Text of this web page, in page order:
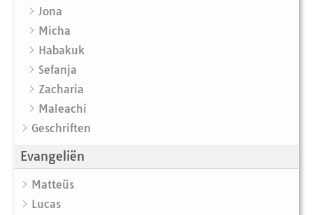
Jona
Micha
Habakuk
Sefanja
Zacharia
Maleachi
Geschriften
Evangeliën
Matteüs
Lucas